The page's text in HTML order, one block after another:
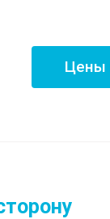
Цены